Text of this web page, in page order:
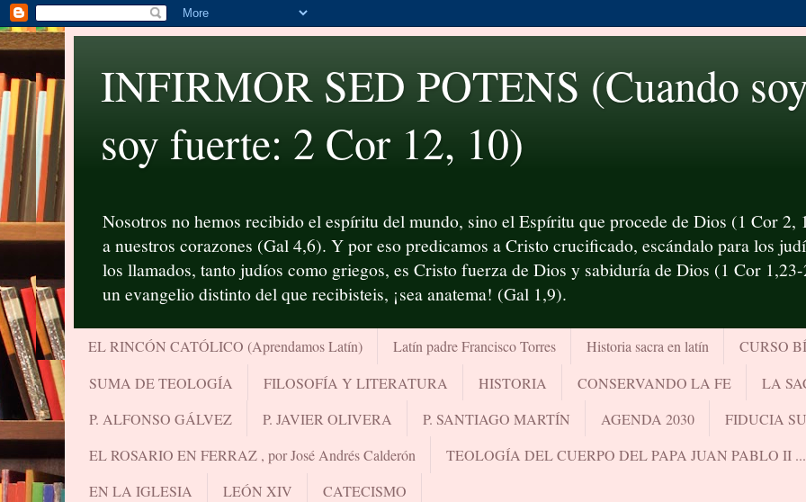
INFIRMOR SED POTENS (Cuando
soy fuerte: 2 Cor 12, 10)
Nosotros no hemos recibido el espíritu del mundo, sino el Espíritu que procede de Dios (1 Cor
a nuestros corazones (Gal 4,6). Y por eso predicamos a Cristo crucificado, escándalo para los
los llamados, tanto judíos como griegos, es Cristo fuerza de Dios y sabiduría de Dios (1 Cor
un evangelio distinto del que recibisteis, ¡sea anatema! (Gal 1,9).
EL RINCÓN CATÓLICO (Aprendamos Latín) Latín padre Francisco Torres Historia sacra en latín
CURSO
SUMA DE TEOLOGÍA
FILOSOFÍA Y LITERATURA HISTORIA CONSERVANDO LA FE
LA
P. ALFONSO GÁLVEZ
P. JAVIER OLIVERA P. SANTIAGO MARTÍN AGENDA 2030
FIDUCIA
EL ROSARIO EN FERRAZ , por José Andrés Calderón
TEOLOGÍA DEL CUERPO DEL PAPA JUAN PABLO II
EN LA IGLESIA
LEÓN XIV CATECISMO